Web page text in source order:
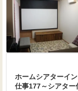
ホームシアターイ
仕事177～シアター